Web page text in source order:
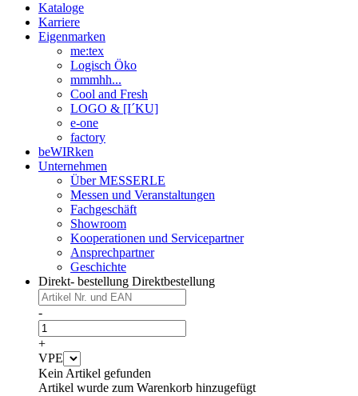
Kataloge
Karriere
Eigenmarken
me:tex
Logisch Öko
mmmhh...
Cool and Fresh
LOGO & [I´KU]
e-one
factory
beWIRken
Unternehmen
Über MESSERLE
Messen und Veranstaltungen
Fachgeschäft
Showroom
Kooperationen und Servicepartner
Ansprechpartner
Geschichte
Direkt- bestellung Direktbestellung
-
+
VPE
Kein Artikel gefunden
Artikel wurde zum Warenkorb hinzugefügt